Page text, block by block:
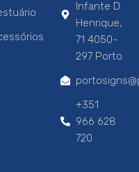
Infante D.
Henrique,
71 4050-
297 Porto
+351
966 628
720